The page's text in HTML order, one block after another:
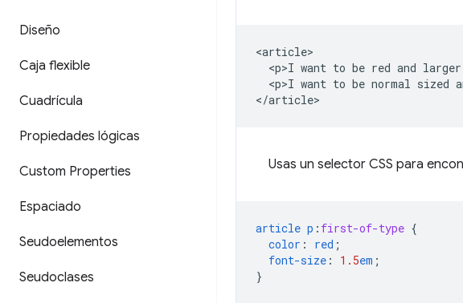
Diseño
Caja flexible
Cuadrícula
Propiedades lógicas
Custom Properties
Espaciado
Seudoelementos
Seudoclases
<article>
<p>I want to be red and
<p>I want to be normal sized
Usas un selector CSS para
article p : first-of-type {
color : red ;
font-size : 1.5em ;
}